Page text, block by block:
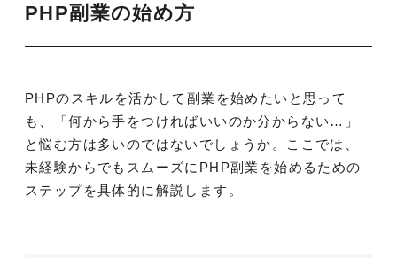
PHP副業の始め方
PHPのスキルを活かして副業を始めたいと思って
も、「何から手をつければいいのか分からない…」
と悩む方は多いのではないでしょうか。ここでは、
未経験からでもスムーズにPHP副業を始めるための
ステップを具体的に解説します。